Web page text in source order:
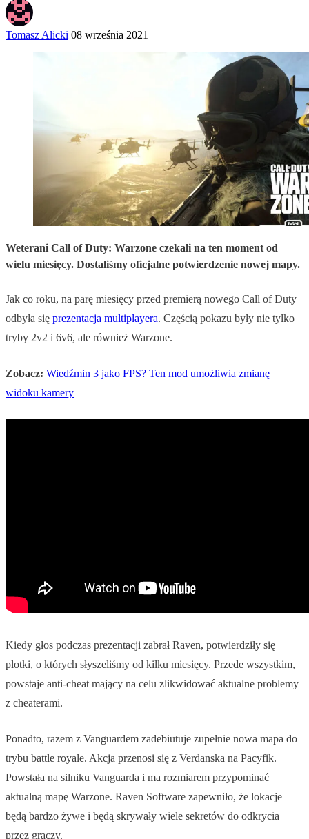
Tomasz Alicki 08 września 2021
Weterani Call of Duty: Warzone czekali na ten moment od
wielu miesięcy. Dostaliśmy oficjalne potwierdzenie nowej mapy.
Jak co roku, na parę miesięcy przed premierą nowego Call of Duty
odbyła się prezentacja multiplayera. Częścią pokazu były nie tylko
tryby 2v2 i 6v6, ale również Warzone.
Zobacz: Wiedźmin 3 jako FPS? Ten mod umożliwia zmianę
widoku kamery
Kiedy głos podczas prezentacji zabrał Raven, potwierdziły się
plotki, o których słyszeliśmy od kilku miesięcy. Przede wszystkim,
powstaje anti-cheat mający na celu zlikwidować aktualne problemy
z cheaterami.
Ponadto, razem z Vanguardem zadebiutuje zupełnie nowa mapa do
trybu battle royale. Akcja przenosi się z Verdanska na Pacyfik.
Powstała na silniku Vanguarda i ma rozmiarem przypominać
aktualną mapę Warzone. Raven Software zapewniło, że lokacje
będą bardzo żywe i będą skrywały wiele sekretów do odkrycia
przez graczy.